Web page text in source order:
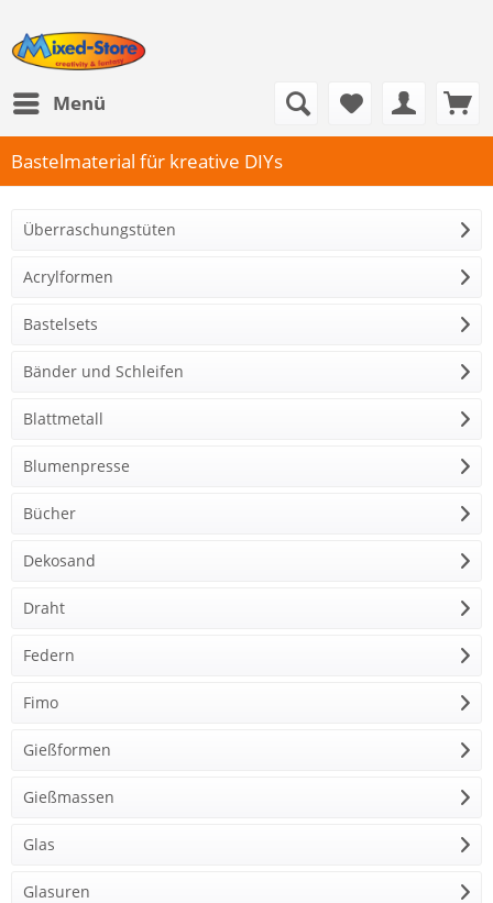
Menü
Bastelmaterial für kreative DIYs
Überraschungstüten
Acrylformen
Bastelsets
Bänder und Schleifen
Blattmetall
Blumenpresse
Bücher
Dekosand
Draht
Federn
Fimo
Gießformen
Gießmassen
Glas
Glasuren